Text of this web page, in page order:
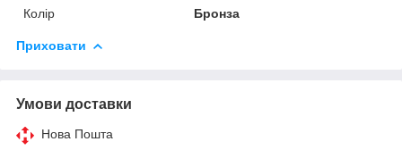
Колір
Бронза
Приховати
Умови доставки
Нова Пошта